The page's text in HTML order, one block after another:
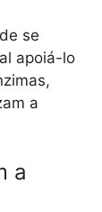
se
apoiá-lo
a
a